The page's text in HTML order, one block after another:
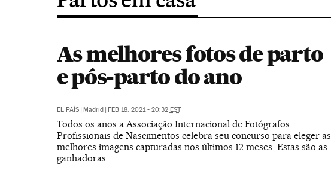
As melhores fotos de parto
e pós-parto do ano
EL PAÍS | Madrid | FEB 18, 2021 - 20:32 EST
Todos os anos a Associação Internacional de Fotógrafos
Profissionais de Nascimentos celebra seu concurso para eleger as
melhores imagens capturadas nos últimos 12 meses. Estas são as
ganhadoras